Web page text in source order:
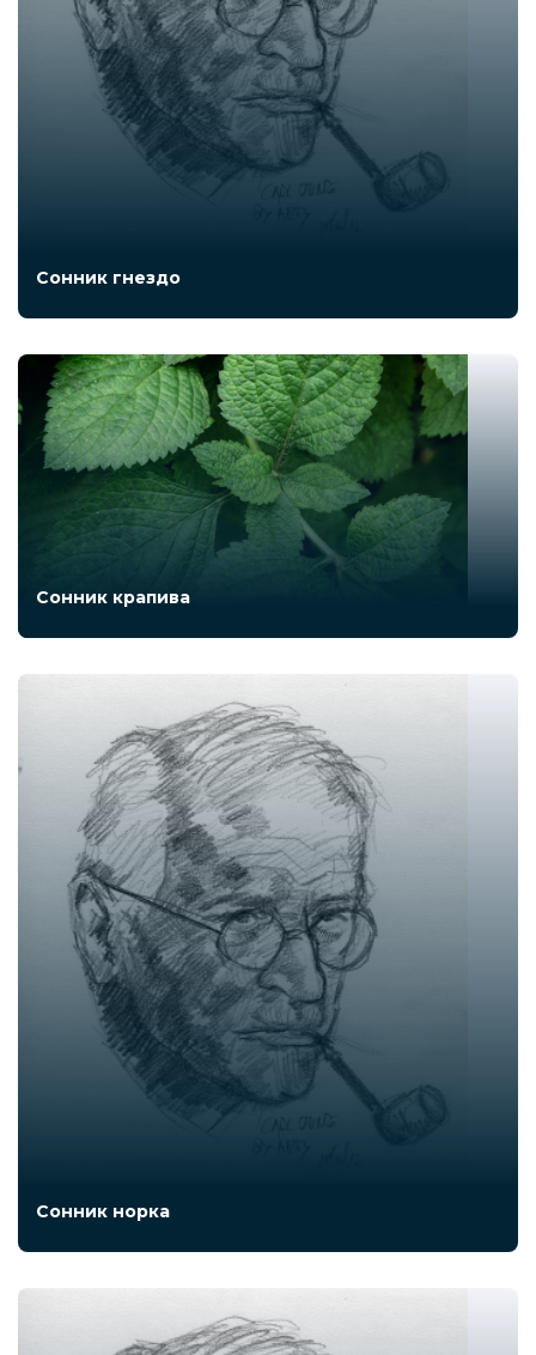
Сонник гнездо
Сонник крапива
Сонник норка